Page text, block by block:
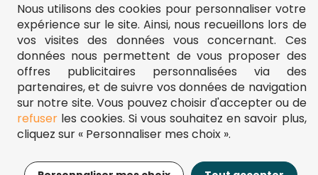
** Frais d'envoi = 6,95 € (France) / gratuit à partir de 45 €.
fou-de-puzzle.com : le site référence pour acheter des puzzles de
qualité à bon prix.
© Fou-de-puzzle.com 2011 - 2026
Nous utilisons des cookies pour personnaliser votre
expérience sur le site. Ainsi, nous recueillons lors de
vos visites des données vous concernant. Ces
données nous permettent de vous proposer des
offres publicitaires personnalisées via des
partenaires, et de suivre vos données de navigation
sur notre site. Vous pouvez choisir d'accepter ou de
refuserles cookies. Si vous souhaitez en savoir plus,
cliquez sur « Personnaliser mes choix ».